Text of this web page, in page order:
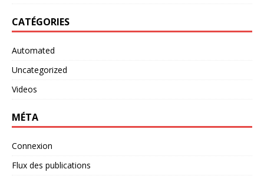
CATÉGORIES
Automated
Uncategorized
Videos
MÉTA
Connexion
Flux des publications